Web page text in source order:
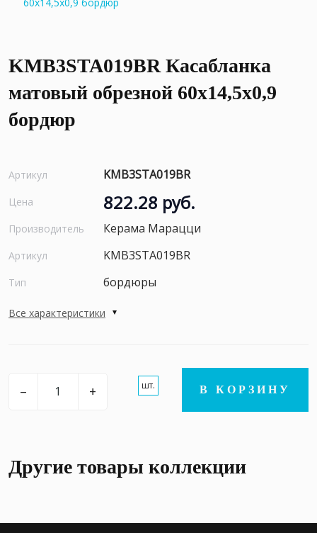
KMB3STA019BR Касабланка
матовый обрезной 60x14,5x0,9
бордюр
Артикул KMB3STA019BR
Цена 822.28 руб.
Производитель Керама Марацци
Артикул KMB3STA019BR
Тип бордюры
Все характеристики
– + шт. В КОРЗИНУ
Другие товары коллекции